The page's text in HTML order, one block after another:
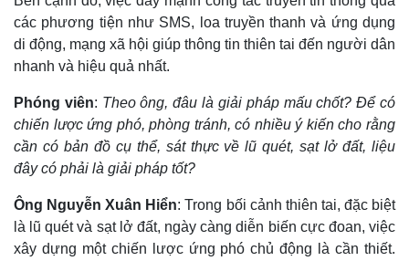
Kinh tế
Bất động sản
Khởi nghiệp
Thị trường
Giá vàng
Chứng khoán
Giá cà phê
các phương tiện như SMS, loa truyền thanh và ứng dụng
di động, mạng xã hội giúp thông tin thiên tai đến người dân
nhanh và hiệu quả nhất.
Phóng viên: Theo ông, đâu là giải pháp mấu chốt? Để có
chiến lược ứng phó, phòng tránh, có nhiều ý kiến cho rằng
cần có bản đồ cụ thể, sát thực về lũ quét, sạt lở đất, liệu
đây có phải là giải pháp tốt?
Ông Nguyễn Xuân Hiển: Trong bối cảnh thiên tai, đặc biệt
là lũ quét và sạt lở đất, ngày càng diễn biến cực đoan, việc
xây dựng một chiến lược ứng phó chủ động là cần thiết.